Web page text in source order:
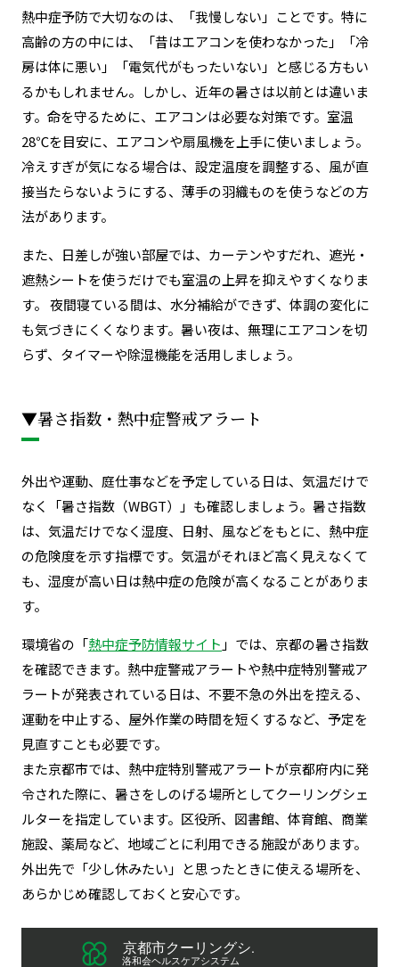
熱中症予防で大切なのは、「我慢しない」ことです。特に
高齢の方の中には、「昔はエアコンを使わなかった」「冷
房は体に悪い」「電気代がもったいない」と感じる方もい
るかもしれません。しかし、近年の暑さは以前とは違いま
す。命を守るために、エアコンは必要な対策です。室温
28℃を目安に、エアコンや扇風機を上手に使いましょう。
冷えすぎが気になる場合は、設定温度を調整する、風が直
接当たらないようにする、薄手の羽織ものを使うなどの方
法があります。
また、日差しが強い部屋では、カーテンやすだれ、遮光・
遮熱シートを使うだけでも室温の上昇を抑えやすくなりま
す。 夜間寝ている間は、水分補給ができず、体調の変化に
も気づきにくくなります。暑い夜は、無理にエアコンを切
らず、タイマーや除湿機能を活用しましょう。
▼暑さ指数・熱中症警戒アラート
外出や運動、庭仕事などを予定している日は、気温だけで
なく「暑さ指数（WBGT）」も確認しましょう。暑さ指数
は、気温だけでなく湿度、日射、風などをもとに、熱中症
の危険度を示す指標です。気温がそれほど高く見えなくて
も、湿度が高い日は熱中症の危険が高くなることがありま
す。
環境省の「熱中症予防情報サイト 」では、京都の暑さ指数
を確認できます。熱中症警戒アラートや熱中症特別警戒ア
ラートが発表されている日は、不要不急の外出を控える、
運動を中止する、屋外作業の時間を短くするなど、予定を
見直すことも必要です。
また京都市では、熱中症特別警戒アラートが京都府内に発
令された際に、暑さをしのげる場所としてクーリングシェ
ルターを指定しています。区役所、図書館、体育館、商業
施設、薬局など、地域ごとに利用できる施設があります。
外出先で「少し休みたい」と思ったときに使える場所を、
あらかじめ確認しておくと安心です。